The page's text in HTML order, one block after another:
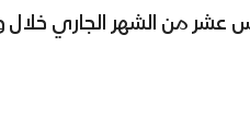
عشر من الشهر الجاري